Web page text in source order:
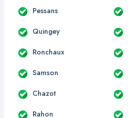
Pessans
Quingey
Ronchaux
Samson
Chazot
Rahon